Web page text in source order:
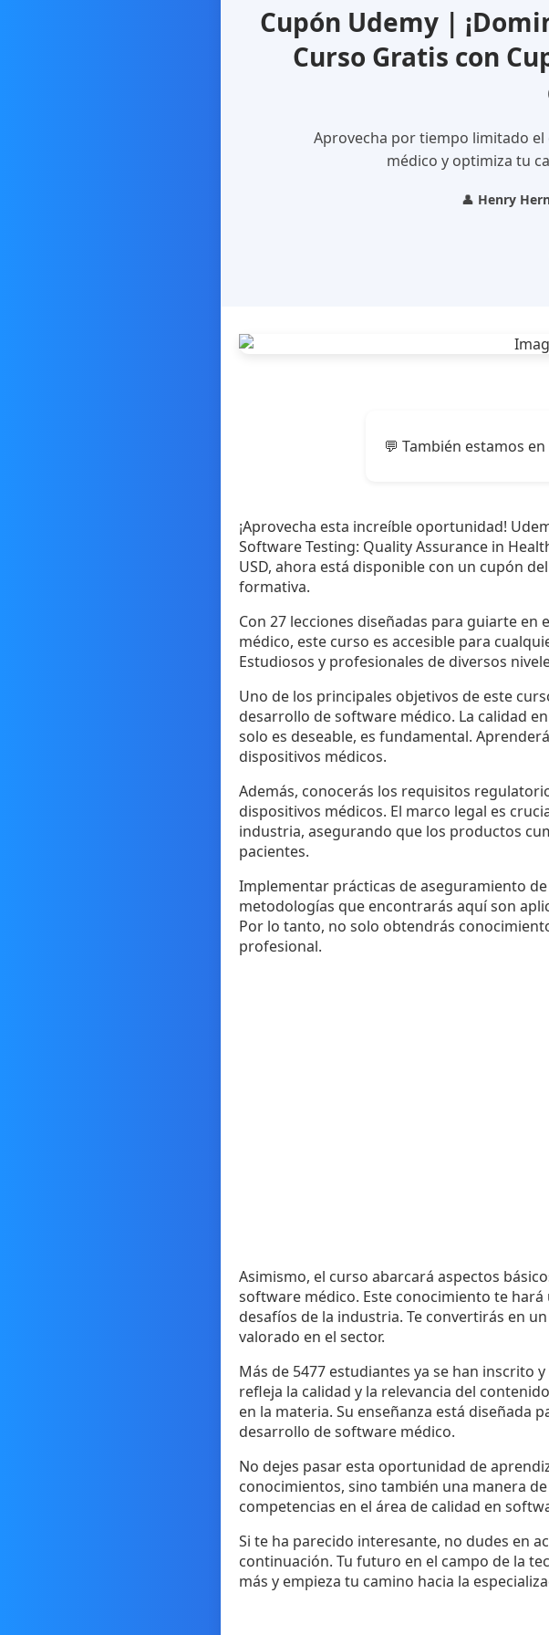
Cupón Udemy |
Curso Gratis con
Aprovecha por tiempo limitado
médico y optimiza tu
👤 Henry
💬 También estamos
¡Aprovecha esta increíble oportunidad!
Software Testing: Quality Assurance in
USD, ahora está disponible con un cupón
formativa.
Con 27 lecciones diseñadas para guiarte
médico, este curso es accesible para
Estudiosos y profesionales de diversos
Uno de los principales objetivos de este
desarrollo de software médico. La calidad
solo es deseable, es fundamental.
dispositivos médicos.
Además, conocerás los requisitos
dispositivos médicos. El marco legal es
industria, asegurando que los productos
pacientes.
Implementar prácticas de aseguramiento
metodologías que encontrarás aquí son
Por lo tanto, no solo obtendrás
profesional.
Asimismo, el curso abarcará aspectos
software médico. Este conocimiento te
desafíos de la industria. Te convertirás en
valorado en el sector.
Más de 5477 estudiantes ya se han inscrito
refleja la calidad y la relevancia del
en la materia. Su enseñanza está diseñada
desarrollo de software médico.
No dejes pasar esta oportunidad de
conocimientos, sino también una manera
competencias en el área de calidad en
Si te ha parecido interesante, no dudes en
continuación. Tu futuro en el campo de la
más y empieza tu camino hacia la